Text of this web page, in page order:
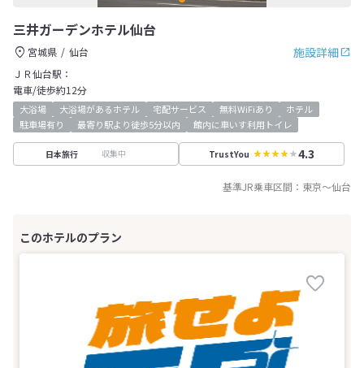
三井ガーデンホテル仙台
施設詳細
宮城県
仙台
ＪＲ仙台駅：
電車/徒歩約12分
大浴場 大浴場があるホテル 宅配サービス 無料WiFiあり
ホテル
駐車場有り
最寄り駅より徒歩5分以内 館内に車いす利用トイレ
日本旅行 収集中 TrustYou 4.3
基準JR乗車区間： 東京～仙台